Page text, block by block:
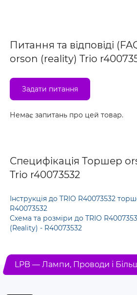
Питання та відповіді
orson (reality) Trio
Задати питання
Немає запитань про цей товар.
Специфікація Торшер
Trio r40073532
Інструкція до TRIO R40073532
R40073532
Схема та розміри до TRIO
(Reality) - R40073532
LPB — Лампи, Проводи і